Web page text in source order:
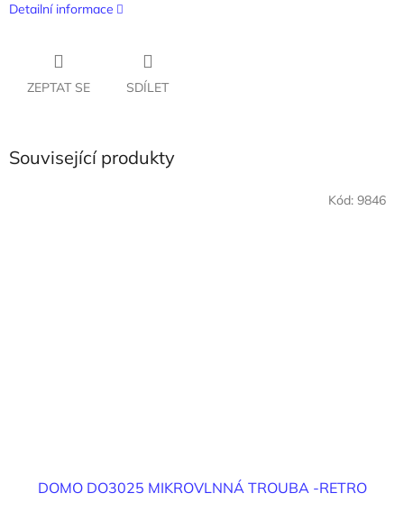
Detailní informace
ZEPTAT SE SDÍLET
Související produkty
DOMO DO3025 MIKROVLNNÁ TROUBA -RETRO
Kód: 9846